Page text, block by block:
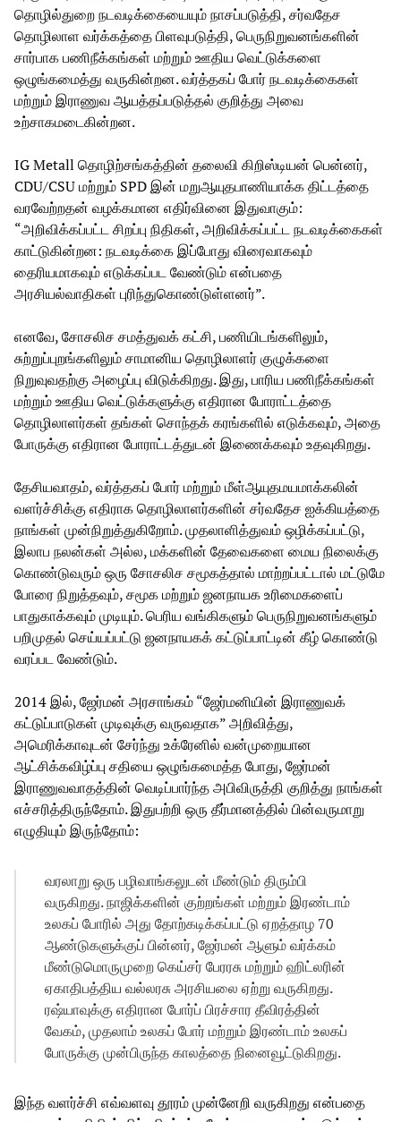
தொழில்துறை நடவடிக்கையையும் நாசப்படுத்தி, சர்வதேச
தொழிலாள வர்க்கத்தை பிளவுபடுத்தி, பெருநிறுவனங்களின்
சார்பாக பணிநீக்கங்கள் மற்றும் ஊதிய வெட்டுக்களை
ஒழுங்கமைத்து வருகின்றன. வர்த்தகப் போர் நடவடிக்கைகள்
மற்றும் இராணுவ ஆயத்தப்படுத்தல் குறித்து அவை
உற்சாகமடைகின்றன.
IG Metall தொழிற்சங்கத்தின் தலைவி கிறிஸ்டியன் பென்னர்,
CDU/CSU மற்றும் SPD இன் மறுஆயுதபாணியாக்க திட்டத்தை
வரவேற்றதன் வழக்கமான எதிர்வினை இதுவாகும்:
“அறிவிக்கப்பட்ட சிறப்பு நிதிகள், அறிவிக்கப்பட்ட நடவடிக்கைகள்
காட்டுகின்றன: நடவடிக்கை இப்போது விரைவாகவும்
தைரியமாகவும் எடுக்கப்பட வேண்டும் என்பதை
அரசியல்வாதிகள் புரிந்துகொண்டுள்ளனர்”.
எனவே, சோசலிச சமத்துவக் கட்சி, பணியிடங்களிலும்,
சுற்றுப்புறங்களிலும் சாமானிய தொழிலாளர் குழுக்களை
நிறுவுவதற்கு அழைப்பு விடுக்கிறது. இது, பாரிய பணிநீக்கங்கள்
மற்றும் ஊதிய வெட்டுக்களுக்கு எதிரான போராட்டத்தை
தொழிலாளர்கள் தங்கள் சொந்தக் கரங்களில் எடுக்கவும், அதை
போருக்கு எதிரான போராட்டத்துடன் இணைக்கவும் உதவுகிறது.
தேசியவாதம், வர்த்தகப் போர் மற்றும் மீள்ஆயுதமயமாக்கலின்
வளர்ச்சிக்கு எதிராக தொழிலாளர்களின் சர்வதேச ஐக்கியத்தை
நாங்கள் முன்நிறுத்துகிறோம். முதலாளித்துவம் ஒழிக்கப்பட்டு,
இலாப நலன்கள் அல்ல, மக்களின் தேவைகளை மைய நிலைக்கு
கொண்டுவரும் ஒரு சோசலிச சமூகத்தால் மாற்றப்பட்டால் மட்டுமே
போரை நிறுத்தவும், சமூக மற்றும் ஜனநாயக உரிமைகளைப்
பாதுகாக்கவும் முடியும். பெரிய வங்கிகளும் பெருநிறுவனங்களும்
பறிமுதல் செய்யப்பட்டு ஜனநாயகக் கட்டுப்பாட்டின் கீழ் கொண்டு
வரப்பட வேண்டும்.
2014 இல், ஜேர்மன் அரசாங்கம் “ஜேர்மனியின் இராணுவக்
கட்டுப்பாடுகள் முடிவுக்கு வருவதாக” அறிவித்து,
அமெரிக்காவுடன் சேர்ந்து உக்ரேனில் வன்முறையான
ஆட்சிக்கவிழ்ப்பு சதியை ஒழுங்கமைத்த போது, ஜேர்மன்
இராணுவவாதத்தின் வெடிப்பார்ந்த அபிவிருத்தி குறித்து நாங்கள்
எச்சரித்திருந்தோம். இதுபற்றி ஒரு தீர்மானத்தில் பின்வருமாறு
எழுதியும் இருந்தோம்:
வரலாறு ஒரு பழிவாங்கலுடன் மீண்டும் திரும்பி
வருகிறது. நாஜிக்களின் குற்றங்கள் மற்றும் இரண்டாம்
உலகப் போரில் அது தோற்கடிக்கப்பட்டு ஏறத்தாழ 70
ஆண்டுகளுக்குப் பின்னர், ஜேர்மன் ஆளும் வர்க்கம்
மீண்டுமொருமுறை கெய்சர் பேரரசு மற்றும் ஹிட்லரின்
ஏகாதிபத்திய வல்லரசு அரசியலை ஏற்று வருகிறது.
ரஷ்யாவுக்கு எதிரான போர்ப் பிரச்சார தீவிரத்தின்
வேகம், முதலாம் உலகப் போர் மற்றும் இரண்டாம் உலகப்
போருக்கு முன்பிருந்த காலத்தை நினைவூட்டுகிறது.
இந்த வளர்ச்சி எவ்வளவு தூரம் முன்னேறி வருகிறது என்பதை